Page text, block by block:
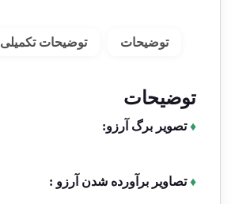
توضیحات توضیحات تکمیلی
توضیحات
♦تصویر برگ آرزو:
♦تصاویر برآورده شدن آرزو :